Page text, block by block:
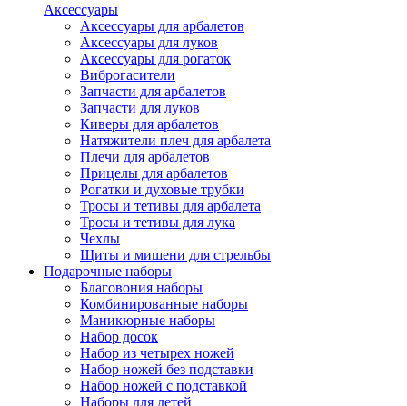
Аксессуары
Аксессуары для арбалетов
Аксессуары для луков
Аксессуары для рогаток
Виброгасители
Запчасти для арбалетов
Запчасти для луков
Киверы для арбалетов
Натяжители плеч для арбалета
Плечи для арбалетов
Прицелы для арбалетов
Рогатки и духовые трубки
Тросы и тетивы для арбалета
Тросы и тетивы для лука
Чехлы
Щиты и мишени для стрельбы
Подарочные наборы
Благовония наборы
Комбинированные наборы
Маникюрные наборы
Набор досок
Набор из четырех ножей
Набор ножей без подставки
Набор ножей с подставкой
Наборы для детей